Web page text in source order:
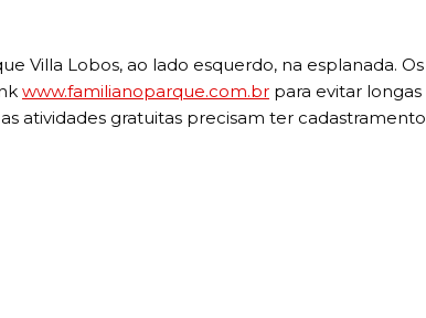
Villa Lobos, ao lado esquerdo, na esplanada. Os
www.familianoparque.com.br para evitar longas
atividades gratuitas precisam ter cadastramento